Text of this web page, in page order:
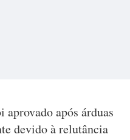
aprovado após árduas
devido à relutância